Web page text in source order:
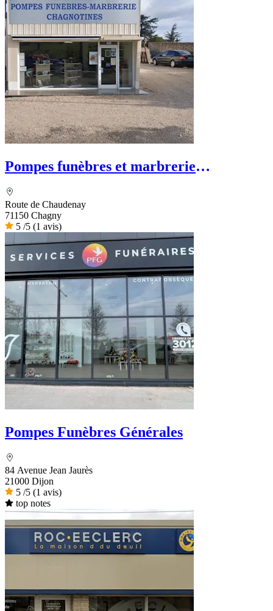
Pompes funèbres et marbrerie
Route de Chaudenay
71150 Chagny
5 /5 (1 avis)
Pompes Funèbres Générales
84 Avenue Jean Jaurès
21000 Dijon
5 /5 (1 avis)
top notes